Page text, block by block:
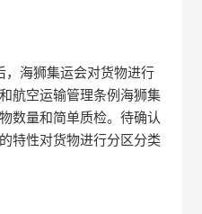
，海狮集运会对货物进行
航空运输管理条例海狮集
数量和简单质检。待确认
特性对货物进行分区分类